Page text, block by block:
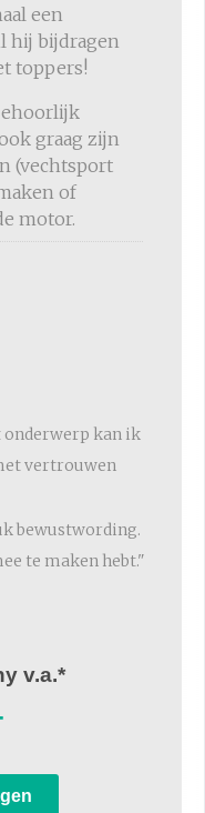
een
hij bijdragen
toppers!
graag zijn
(vechtsport
of
motor.
onderwerp kan ik
vertrouwen
bewustwording.
te maken hebt."
v.a.*